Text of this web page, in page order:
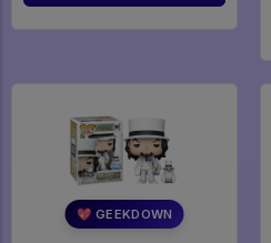
💖 GEEKDOWN